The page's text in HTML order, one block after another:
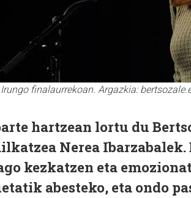
finalaurrekoan. Argazkia:
hartzean lortu du
Nerea
kezkatzen eta
abesteko, eta ondo